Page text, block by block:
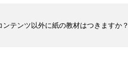
テンツ以外に紙の教材はつきますか？